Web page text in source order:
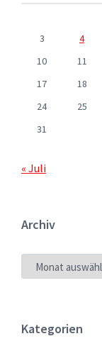
3
4
10
11
17
18
24
25
31
« Juli
Archiv
ARCHIV
Kategorien